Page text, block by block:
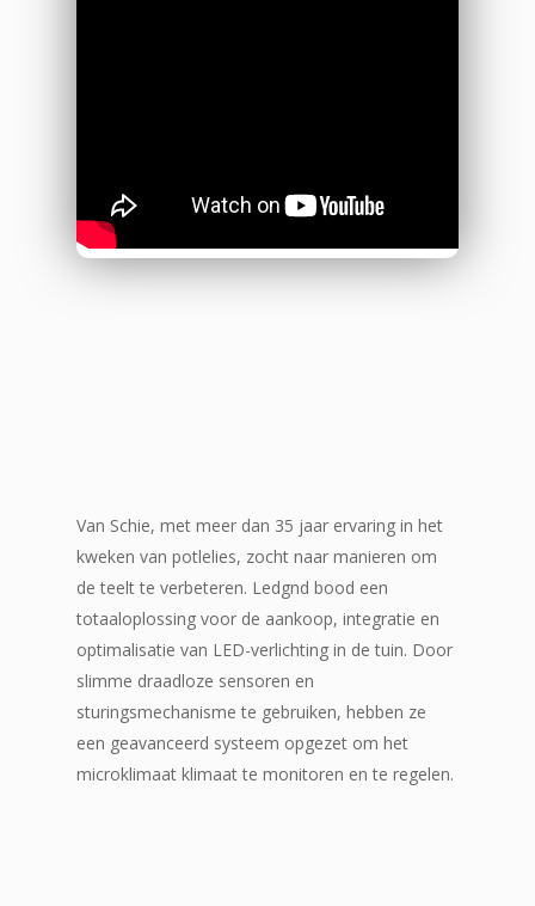
Van Schie, met meer dan 35 jaar ervaring in het
kweken van potlelies, zocht naar manieren om
de teelt te verbeteren. Ledgnd bood een
totaaloplossing voor de aankoop, integratie en
optimalisatie van LED-verlichting in de tuin. Door
slimme draadloze sensoren en
sturingsmechanisme te gebruiken, hebben ze
een geavanceerd systeem opgezet om het
microklimaat klimaat te monitoren en te regelen.